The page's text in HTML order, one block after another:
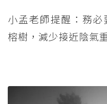
小孟老師提醒：務
榕樹，減少接近陰氣